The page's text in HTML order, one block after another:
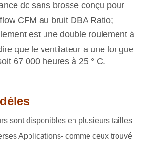
dc sans brosse conçu pour
CFM au bruit DBA Ratio;
est une double roulement à
que le ventilateur a une longue
67 000 heures à 25 ° C.
sont disponibles en plusieurs tailles
Applications- comme ceux trouvé